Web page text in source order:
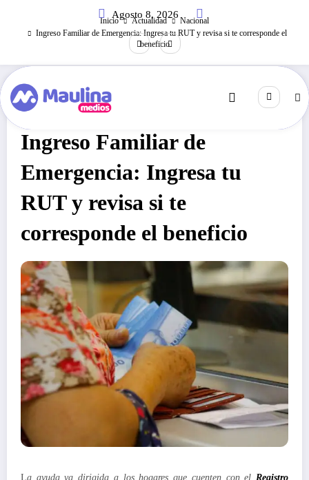
contenido
Agosto 8, 2026
Inicio Actualidad
Nacional
Ingreso Familiar de Emergencia: Ingresa tu RUT y revisa si te corresponde el
beneficio
Nacional Junio 12, 2020
Ingreso Familiar de
Emergencia: Ingresa tu
RUT y revisa si te
corresponde el beneficio
La ayuda va dirigida a los hogares que cuenten con el Registro